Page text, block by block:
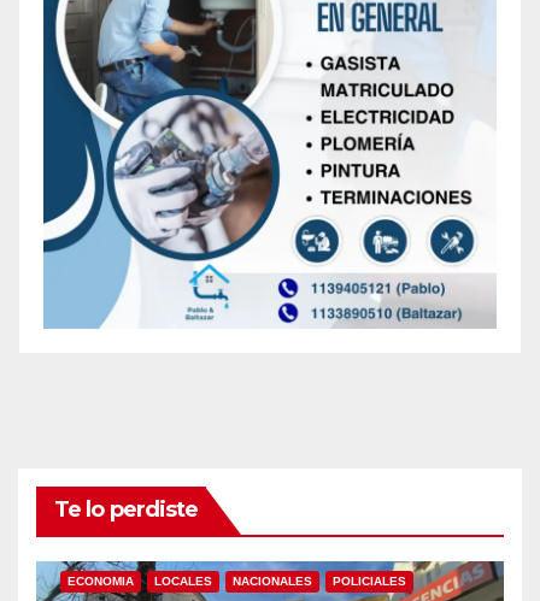
Te lo perdiste
ECONOMIA LOCALES NACIONALES POLICIALES